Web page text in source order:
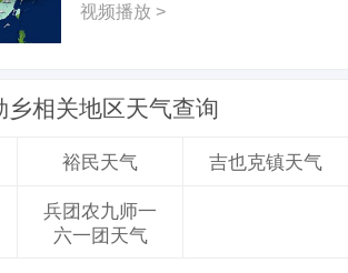
视频播放 >
乡相关地区天气查询
裕民天气 吉也克镇天气
兵团农九师一
六一团天气